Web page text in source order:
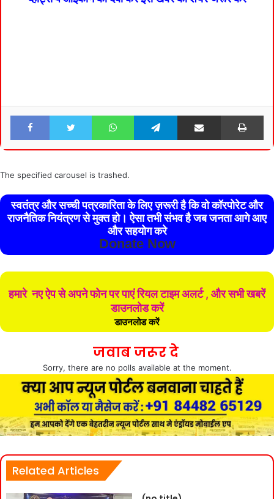
Facebook Twitter WhatsApp Telegram Share via Email
The specified carousel is trashed.
स्वतंत्र और सच्ची पत्रकारिता के लिए ज़रूरी है कि वो कॉरपोरेट और
राजनैतिक नियंत्रण से मुक्त हो। ऐसा तभी संभव है जब जनता आगे आए
और सहयोग करे
Donate Now
हमारे नए ऐप से अपने फोन पर पाएं रियल टाइम अलर्ट , और सभी खबरें
डाउनलोड करें
डाउनलोड करें
जवाब जरूर दे
Sorry, there are no polls available at the moment.
Related Articles